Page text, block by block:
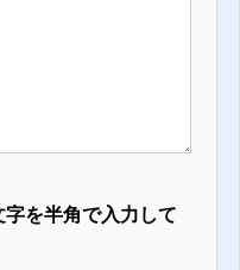
を半角で入力して